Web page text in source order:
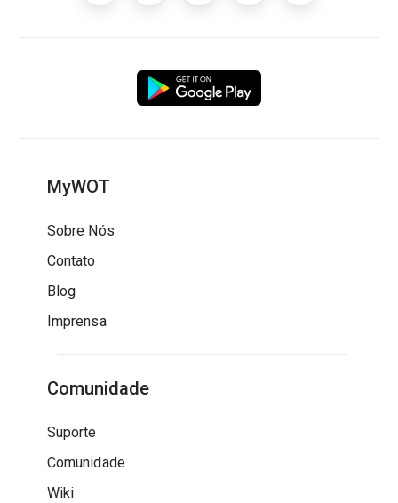
MyWOT
Sobre Nós
Contato
Blog
Imprensa
Comunidade
Suporte
Comunidade
Wiki